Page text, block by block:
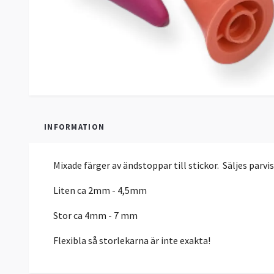
INFORMATION
Mixade färger av ändstoppar till stickor. Säljes
Liten ca 2mm - 4,5mm
Stor ca 4mm - 7 mm
Flexibla så storlekarna är inte exakta!